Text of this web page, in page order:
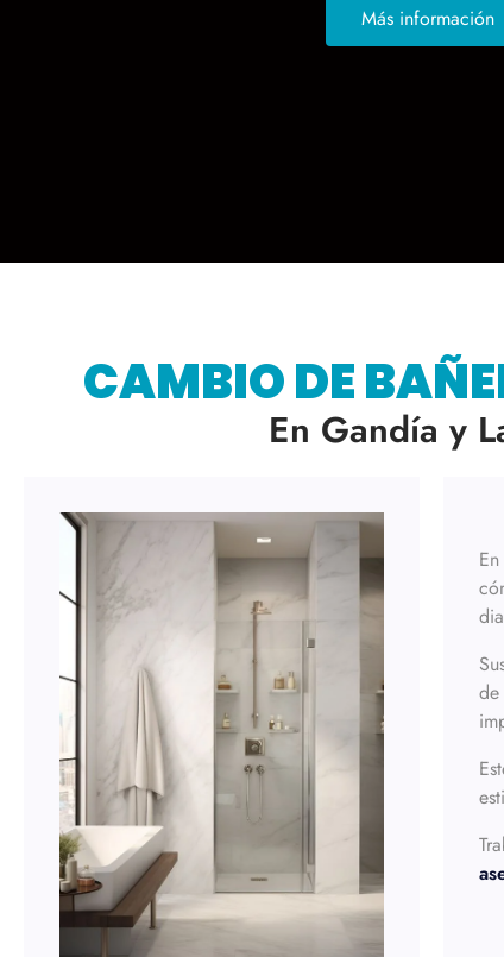
Más información
CAMBIO DE
En Gandía y